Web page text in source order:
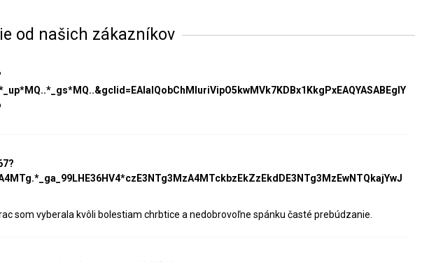
od našich zákazníkov
som vyberala kvôli bolestiam chrbtice a nedobrovoľne spánku časté prebúdzanie.